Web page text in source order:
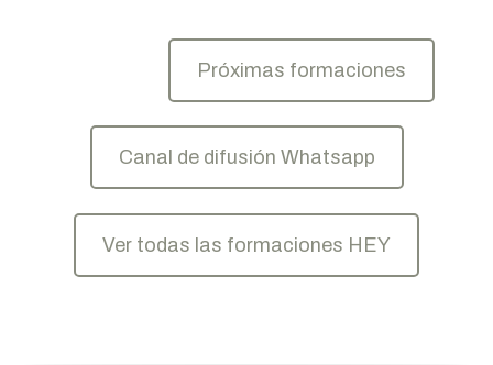
Próximas formaciones
Canal de difusión Whatsapp
Ver todas las formaciones HEY